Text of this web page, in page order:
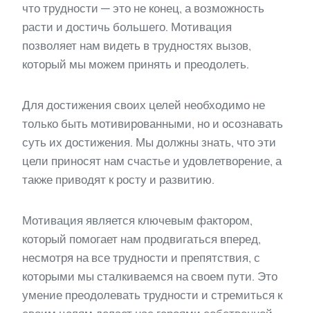
что трудности — это не конец, а возможность
расти и достичь большего. Мотивация
позволяет нам видеть в трудностях вызов,
который мы можем принять и преодолеть.
Для достижения своих целей необходимо не
только быть мотивированными, но и осознавать
суть их достижения. Мы должны знать, что эти
цели приносят нам счастье и удовлетворение, а
также приводят к росту и развитию.
Мотивация является ключевым фактором,
который помогает нам продвигаться вперед,
несмотря на все трудности и препятствия, с
которыми мы сталкиваемся на своем пути. Это
умение преодолевать трудности и стремиться к